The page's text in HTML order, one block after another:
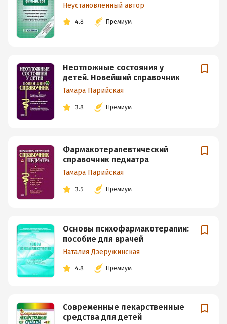
Неустановленный автор
4.8 Премиум
Неотложные состояния у
детей. Новейший справочник
Тамара Парийская
3.8 Премиум
Фармакотерапевтический
справочник педиатра
Тамара Парийская
3.5 Премиум
Основы психофармакотерапии:
пособие для врачей
Наталия Дзеружинская
4.8 Премиум
Современные лекарственные
средства для детей